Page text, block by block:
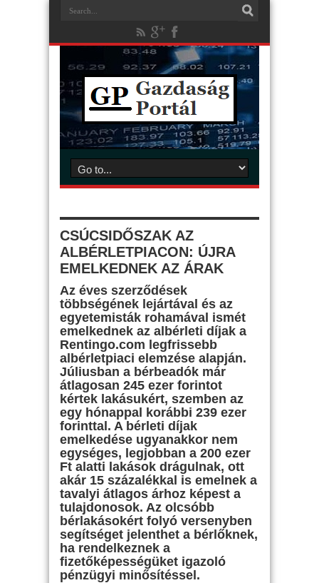
CSÚCSIDŐSZAK AZ
ALBÉRLETPIACON: ÚJRA
EMELKEDNEK AZ ÁRAK
Az éves szerződések
többségének lejártával és az
egyetemisták rohamával ismét
emelkednek az albérleti díjak a
Rentingo.com legfrissebb
albérletpiaci elemzése alapján.
Júliusban a bérbeadók már
átlagosan 245 ezer forintot
kértek lakásukért, szemben az
egy hónappal korábbi 239 ezer
forinttal. A bérleti díjak
emelkedése ugyanakkor nem
egységes, legjobban a 200 ezer
Ft alatti lakások drágulnak, ott
akár 15 százalékkal is emelnek a
tavalyi átlagos árhoz képest a
tulajdonosok. Az olcsóbb
bérlakásokért folyó versenyben
segítséget jelenthet a bérlőknek,
ha rendelkeznek a
fizetőképességüket igazoló
pénzügyi minősítéssel.